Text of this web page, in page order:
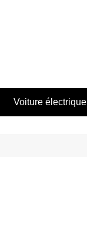
Voiture électrique